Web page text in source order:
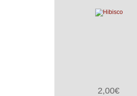
2,00€